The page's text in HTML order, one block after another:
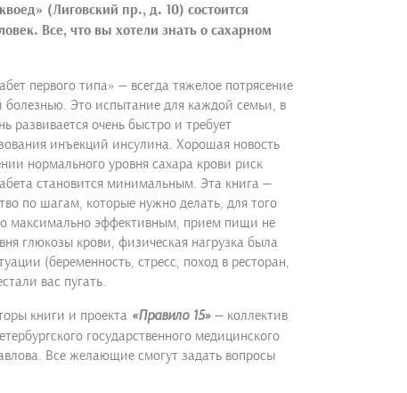
(Лиговский пр., д. 10) состоится
Все, что вы хотели знать о сахарном
первого типа» — всегда тяжелое потрясение
болезнью. Это испытание для каждой семьи, в
развивается очень быстро и требует
инъекций инсулина. Хорошая новость
нормального уровня сахара крови риск
становится минимальным. Эта книга —
по шагам, которые нужно делать, для того
максимально эффективным, прием пищи не
глюкозы крови, физическая нагрузка была
(беременность, стресс, поход в ресторан,
вас пугать.
книги и проекта «Правило 15» — коллектив
государственного медицинского
Все желающие смогут задать вопросы